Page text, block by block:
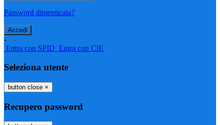
Password dimenticata?
-
Entra con SPID Entra con CIE
Seleziona utente
button close ×
Recupero password